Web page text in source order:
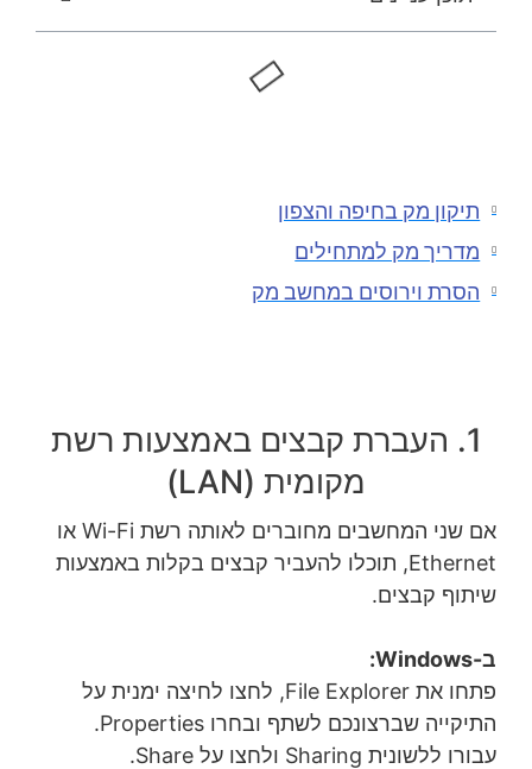
תיקון מק בחיפה והצפון
מדריך מק למתחילים
הסרת וירוסים במחשב מק
1. העברת קבצים באמצעות רשת
מקומית (LAN)
אם שני המחשבים מחוברים לאותה רשת Wi-Fi או
Ethernet, תוכלו להעביר קבצים בקלות באמצעות
שיתוף קבצים.
ב-Windows:
פתחו את File Explorer, לחצו לחיצה ימנית על
התיקייה שברצונכם לשתף ובחרו Properties.
עבורו ללשונית Sharing ולחצו על Share.